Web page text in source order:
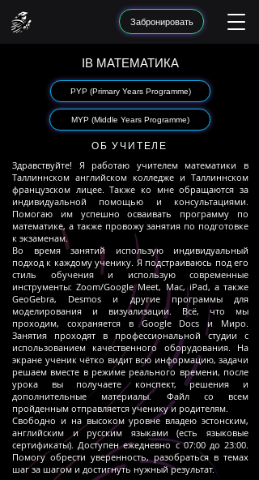
Забронировать
IB МАТЕМАТИКА
PYP (Primary Years Programme)
MYP (Middle Years Programme)
ОБ УЧИТЕЛЕ
Здравствуйте! Я работаю учителем математики в
Таллиннском английском колледже и Таллиннском
французском лицее. Также ко мне обращаются за
индивидуальной помощью и консультациями.
Помогаю им успешно осваивать программу по
математике, а также провожу занятия по подготовке
к экзаменам.​
Во время занятий использую индивидуальный
подход к каждому ученику. Я подстраиваюсь под его
стиль обучения и использую современные
инструменты: Zoom/Google Meet, Mac, iPad, а также
GeoGebra, Desmos и другие программы для
моделирования и визуализации. Всё, что мы
проходим, сохраняется в Google Docs и Миро.
Занятия проходят в профессиональной студии с
использованием качественного оборудования. На
экране ученик чётко видит всю информацию, задачи
решаем вместе в режиме реального времени, после
урока вы получаете конспект, решения и
дополнительные материалы. Файл со всем
пройденным отправляется ученику и родителям.
Свободно и на высоком уровне владею эстонским,
английским и русским языками (есть языковые
сертификаты). Доступен ежедневно с 07:00 до 23:00.
Помогу обрести уверенность, разобраться в темах
шаг за шагом и достигнуть нужный результат.